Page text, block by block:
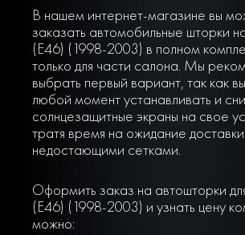
В нашем интернет-магазине вы
заказать автомобильные шторки
(E46) (1998-2003) в полном
только для части салона. Мы
выбрать первый вариант, так как
любой момент устанавливать и
солнцезащитные экраны на свое
тратя время на ожидание
недостающими сетками.
Оформить заказ на автошторки
(E46) (1998-2003) и узнать цену
можно: